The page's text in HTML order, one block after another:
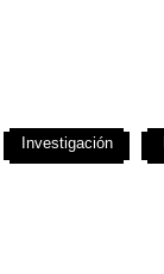
Investigación